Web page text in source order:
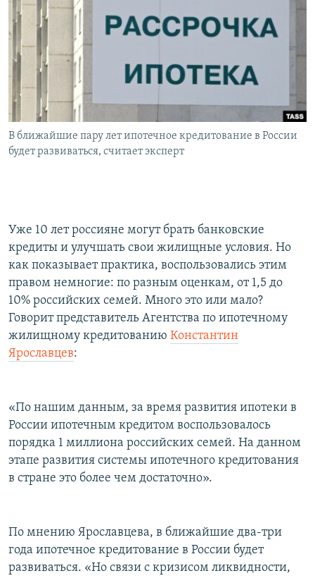
РАСПИСАНИЕ ВЕЩАНИЯ
ПОДПИШИТЕСЬ НА РАССЫЛКУ
СОЦИАЛЬНЫЕ СЕТИ
В ближайшие пару лет ипотечное кредитование в России
будет развиваться, считает эксперт
Уже 10 лет россияне могут брать банковские
кредиты и улучшать свои жилищные условия. Но
как показывает практика, воспользовались этим
правом немногие: по разным оценкам, от 1,5 до
10% российских семей. Много это или мало?
Говорит представитель Агентства по ипотечному
жилищному кредитованию Константин
Ярославцев:
«По нашим данным, за время развития ипотеки в
России ипотечным кредитом воспользовалось
порядка 1 миллиона российских семей. На данном
этапе развития системы ипотечного кредитования
в стране это более чем достаточно».
По мнению Ярославцева, в ближайшие два-три
года ипотечное кредитование в России будет
развиваться. «Но связи с кризисом ликвидности,